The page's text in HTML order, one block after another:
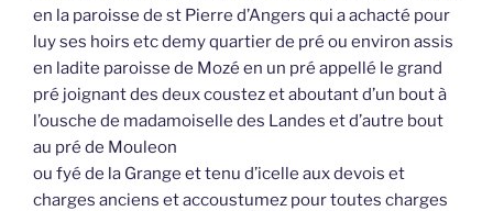
en la paroisse de st Pierre d’Angers qui a achacté pour
luy ses hoirs etc demy quartier de pré ou environ assis
en ladite paroisse de Mozé en un pré appellé le grand
pré joignant des deux coustez et aboutant d’un bout à
l’ousche de madamoiselle des Landes et d’autre bout
au pré de Mouleon
ou fyé de la Grange et tenu d’icelle aux devois et
charges anciens et accoustumez pour toutes charges